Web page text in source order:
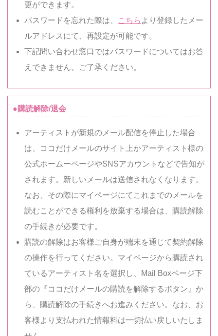
更ができます。
パスワードを忘れた際は、
こちら より登録したメー
ルアドレスにて、再設定が可能です。
下記問い合わせ窓口ではパスワードについてはお答
えできません。ご了承ください。
●購読解除/退会
アーティストが新規のメール配信を停止した場合
は、ココだけメールのサイト上かアーティスト様の
公式ホームーページやSNSアカウントなどで告知が
されます。新しいメールは送信されなくなります。
なお、その際にマイページにてこれまでのメールを
読むことができる権利を放棄する場合は、購読解除
の手続きが必要です。
購読の解除はお客様ご自身が端末を通じて契約解除
の操作を行ってください。マイページから購読され
ているアーティスト名を選択し、Mail Boxページ下
部の『ココだけメールの購読を解除するボタン』か
ら、購読解除の手続きへお進みください。なお、お
客様より支払われた情報料は一切払い戻しいたしま